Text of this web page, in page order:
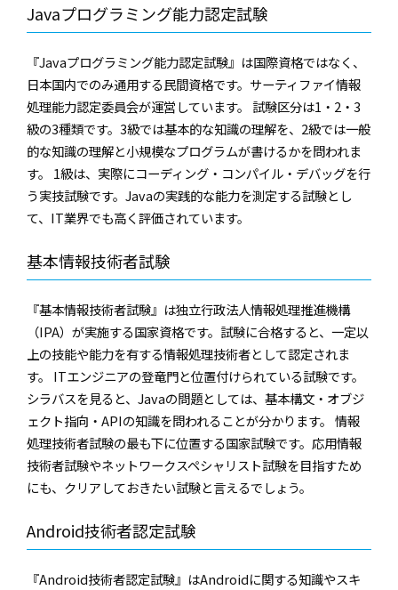
Javaプログラミング能力認定試験
『Javaプログラミング能力認定試験』は国際資格ではなく、
日本国内でのみ通用する民間資格です。サーティファイ情報
処理能力認定委員会が運営しています。 試験区分は1・2・3
級の3種類です。3級では基本的な知識の理解を、2級では一般
的な知識の理解と小規模なプログラムが書けるかを問われま
す。 1級は、実際にコーディング・コンパイル・デバッグを行
う実技試験です。Javaの実践的な能力を測定する試験とし
て、IT業界でも高く評価されています。
基本情報技術者試験
『基本情報技術者試験』は独立行政法人情報処理推進機構
（IPA）が実施する国家資格です。試験に合格すると、一定以
上の技能や能力を有する情報処理技術者として認定されま
す。 ITエンジニアの登竜門と位置付けられている試験です。
シラバスを見ると、Javaの問題としては、基本構文・オブジ
ェクト指向・APIの知識を問われることが分かります。 情報
処理技術者試験の最も下に位置する国家試験です。応用情報
技術者試験やネットワークスペシャリスト試験を目指すため
にも、クリアしておきたい試験と言えるでしょう。
Android技術者認定試験
『Android技術者認定試験』はAndroidに関する知識やスキ